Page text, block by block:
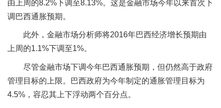
由上周的8.2%下调至8.13%。这是金融市场今年以来首次下
调巴西通胀预期。
此外，金融市场分析师将2016年巴西经济增长预期由
上周的1.1%下调至1%。
尽管金融市场下调今年巴西通胀预期，但仍然高于政府
管理目标的上限。巴西政府为今年制定的通胀管理目标为
4.5%，容忍其上下浮动两个百分点。